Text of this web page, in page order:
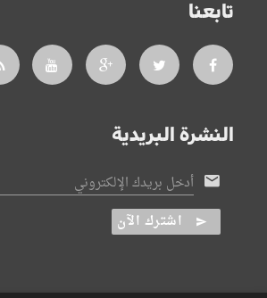
تابعنا
النشرة البريدية
أدخل بريدك الإلكتروني
اشترك الآن